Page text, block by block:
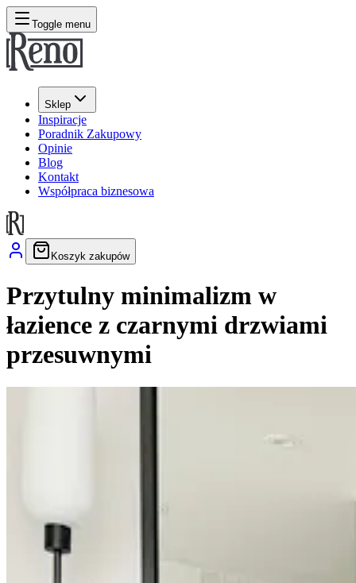
Toggle menu
Sklep
Inspiracje
Poradnik Zakupowy
Opinie
Blog
Kontakt
Współpraca biznesowa
Koszyk zakupów
Przytulny minimalizm w
łazience z czarnymi drzwiami
przesuwnymi